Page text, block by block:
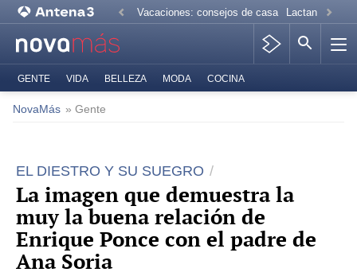
Vacaciones: consejos de casa Lactancia
GENTE VIDA BELLEZA MODA COCINA
NovaMás » Gente
EL DIESTRO Y SU SUEGRO
La imagen que demuestra la
muy la buena relación de
Enrique Ponce con el padre de
Ana Soria